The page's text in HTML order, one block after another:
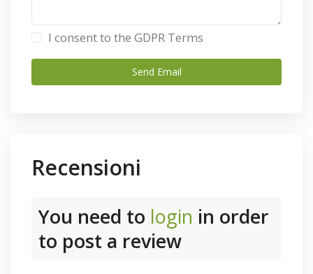
I consent to theGDPR Terms
Recensioni
You need to login in order
to post a review